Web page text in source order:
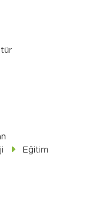
Eğitim